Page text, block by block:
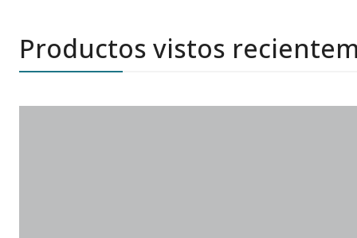
Productos vistos